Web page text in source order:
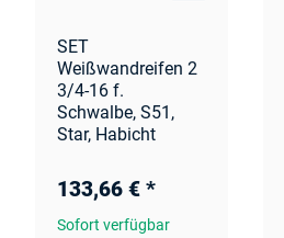
SET
Weißwandreifen 2
3/4-16 f.
Schwalbe, S51,
Star, Habicht
133,66 € *
Sofort verfügbar